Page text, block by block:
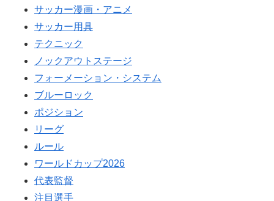
サッカー漫画・アニメ
サッカー用具
テクニック
ノックアウトステージ
フォーメーション・システム
ブルーロック
ポジション
リーグ
ルール
ワールドカップ2026
代表監督
注目選手